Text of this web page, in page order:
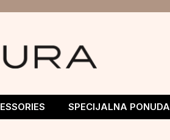
SPECIJALNA PONUDA